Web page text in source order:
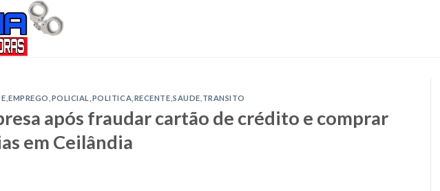
,EMPREGO POLICIAL POLITICA RECENTE ,SAUDE TRANSITO
após fraudar cartão de crédito e comprar
em Ceilândia